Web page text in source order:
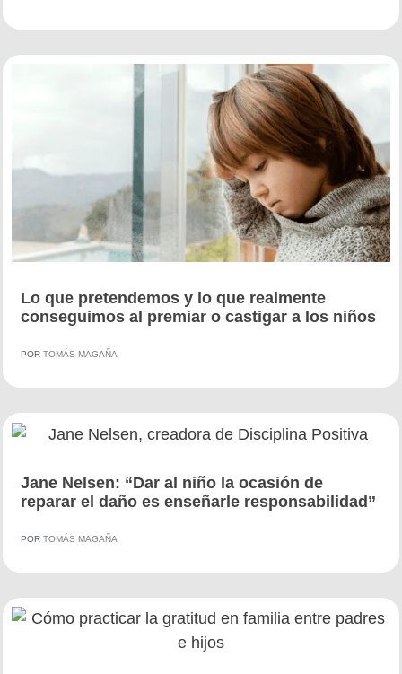
Lo que pretendemos y lo que realmente
conseguimos al premiar o castigar a los niños
POR TOMÁS MAGAÑA
Jane Nelsen: “Dar al niño la ocasión de
reparar el daño es enseñarle responsabilidad”
POR TOMÁS MAGAÑA